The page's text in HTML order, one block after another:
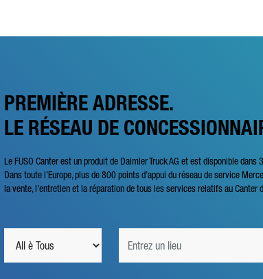
PREMIÈRE ADRESSE.
LE RÉSEAU DE
Le FUSO Canter est un produit de Daimler Truck AG et est disponible dans
Dans toute l’Europe, plus de 800 points d’appui du réseau de service
la vente, l’entretien et la réparation de tous les services relatifs au Canter